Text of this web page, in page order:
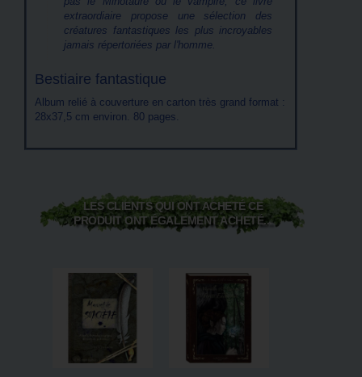
extraordiaire propose une sélection des
créatures fantastiques les plus incroyables
jamais répertoriées par l'homme.
Bestiaire fantastique
Album relié à couverture en carton très grand format :
28x37,5 cm environ. 80 pages.
LES CLIENTS QUI ONT ACHETÉ CE
PRODUIT ONT ÉGALEMENT ACHETÉ...